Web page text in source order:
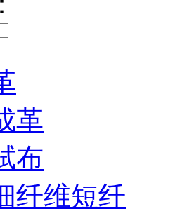
革
布
纤维短纤